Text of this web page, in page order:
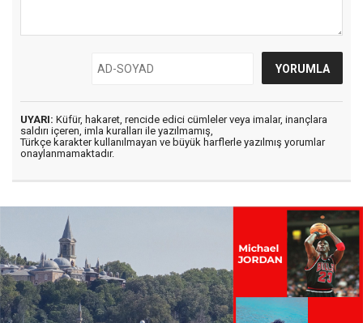
UYARI: Küfür, hakaret, rencide edici cümleler veya imalar, inançlara
saldırı içeren, imla kuralları ile yazılmamış,
Türkçe karakter kullanılmayan ve büyük harflerle yazılmış yorumlar
onaylanmamaktadır.